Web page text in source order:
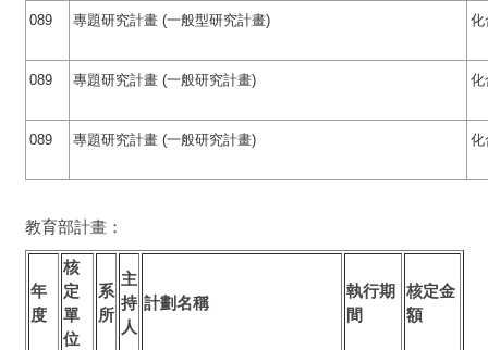
089 專題研究計畫 (一般型研究計畫) 化
089 專題研究計畫 (一般研究計畫) 化
089 專題研究計畫 (一般研究計畫) 化
教育部計畫：
年
度
核
定
單
位
系
所
主
持
人
計劃名稱
執行期
間
核定金
額